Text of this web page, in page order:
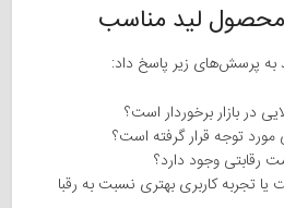
محصول لید مناسب
به پرسش‌های زیر پاسخ داد:
در بازار برخوردار است؟
مورد توجه قرار گرفته است؟
رقابتی وجود دارد؟
یا تجربه کاربری بهتری نسبت به رقبا